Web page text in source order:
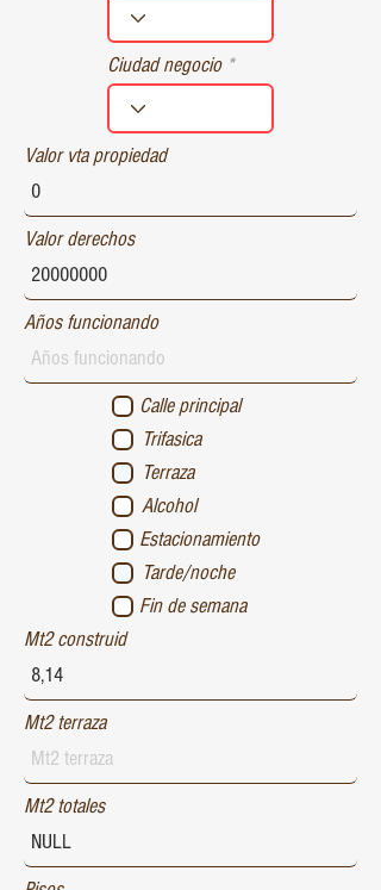
Ciudad negocio
Valor vta propiedad
Valor derechos
Años funcionando
Calle principal
Trifasica
Terraza
Alcohol
Estacionamiento
Tarde/noche
Fin de semana
Mt2 construid
Mt2 terraza
Mt2 totales